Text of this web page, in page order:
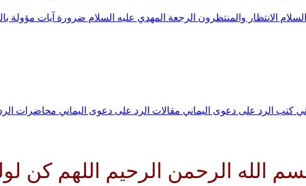
الانتظار والمنتظرون الرجعة المهدي عليه السلام ضرورة آيات مؤولة
كتب الرد على دعوى اليماني مقالات الرد على دعوى اليماني محاضرات
الرحيم اللهم كن لوليك